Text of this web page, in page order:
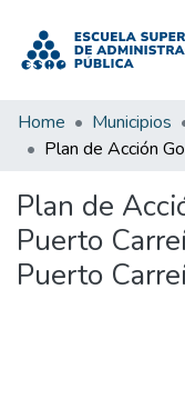
Home Municipios
Plan de
Puerto
Puerto